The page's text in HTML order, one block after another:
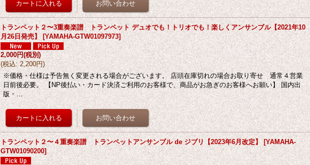
トランペット２〜3重奏楽譜 トランペット デュオでも！トリオでも！楽しくアンサンブル【2021年10
月26日発売】 [YAMAHA-GTW01097973]
2,000円(税別)
(税込: 2,200円)
※価格・仕様は予告無く変更される場合がございます。 店頭在庫切れの場合お取り寄せ 通常４営業
日前後必要。 【NP後払い・カード決済ご利用のお客様で、商品がお急ぎのお客様へお願い】 国内出
版・…
トランペット２〜４重奏楽譜 トランペットアンサンブル de ジブリ【2023年6月改定】 [YAMAHA-
GTW01090200]